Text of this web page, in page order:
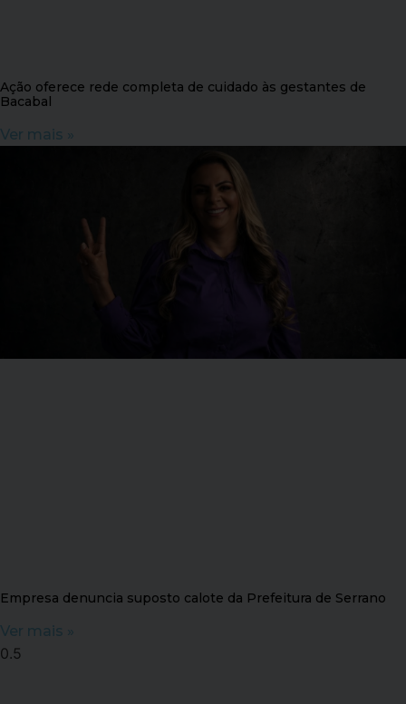
Ação oferece rede completa de cuidado às gestantes de
Bacabal
Ver mais »
Empresa denuncia suposto calote da Prefeitura de Serrano
Ver mais »